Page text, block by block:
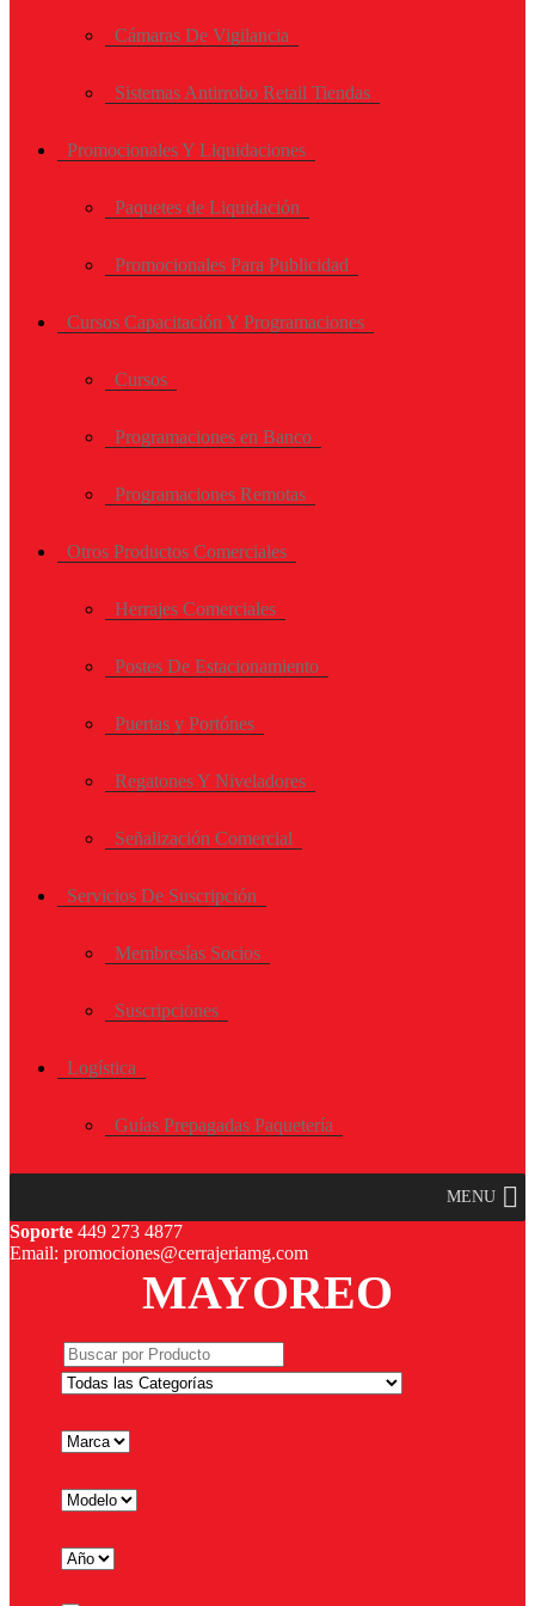
Cámaras De Vigilancia
Sistemas Antirrobo Retail Tiendas
Promocionales Y Liquidaciones
Paquetes de Liquidación
Promocionales Para Publicidad
Cursos Capacitación Y Programaciones
Cursos
Programaciones en Banco
Programaciones Remotas
Otros Productos Comerciales
Herrajes Comerciales
Postes De Estacionamiento
Puertas y Portónes
Regatones Y Niveladores
Señalización Comercial
Servicios De Suscripción
Membresías Socios
Suscripciones
Logística
Guías Prepagadas Paquetería
MENU
Soporte 449 273 4877
Email: promociones@cerrajeriamg.com
MAYOREO